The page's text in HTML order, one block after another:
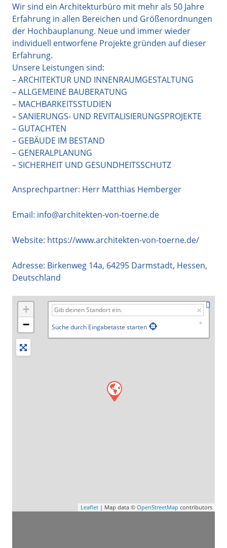
Wir sind ein Architekturbüro mit mehr als 50 Jahre
Erfahrung in allen Bereichen und Größenordnungen
der Hochbauplanung. Neue und immer wieder
individuell entworfene Projekte gründen auf dieser
Erfahrung.
Unsere Leistungen sind:
– ARCHITEKTUR UND INNENRAUMGESTALTUNG
– ALLGEMEINE BAUBERATUNG
– MACHBARKEITSSTUDIEN
– SANIERUNGS- UND REVITALISIERUNGSPROJEKTE
– GUTACHTEN
– GEBÄUDE IM BESTAND
– GENERALPLANUNG
– SICHERHEIT UND GESUNDHEITSSCHUTZ
Ansprechpartner: Herr Matthias Hemberger
Email: info@architekten-von-toerne.de
Website: https://www.architekten-von-toerne.de/
Adresse: Birkenweg 14a, 64295 Darmstadt, Hessen,
Deutschland
+
−
Suche durch Eingabetaste starten
Leaflet | Map data © OpenStreetMap contributors